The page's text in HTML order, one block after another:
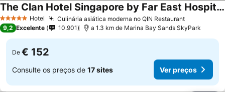
5 Estrelas Hotel Culinária asiática moderna no QIN Restaurant
The Clan Hotel Singapore by Far East Hospitality
9,2 Excelente 10.901 a 1.3 km de Marina Bay Sands SkyPark
De € 152
Consulte os preços de 17 sites Ver preços